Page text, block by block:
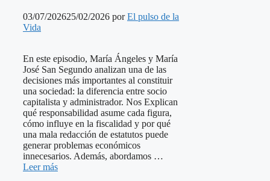
03/07/202625/02/2026 porEl pulso de la
Vida
En este episodio, María Ángeles y María
José San Segundo analizan una de las
decisiones más importantes al constituir
una sociedad: la diferencia entre socio
capitalista y administrador. Nos Explican
qué responsabilidad asume cada figura,
cómo influye en la fiscalidad y por qué
una mala redacción de estatutos puede
generar problemas económicos
innecesarios. Además, abordamos …
Leer más